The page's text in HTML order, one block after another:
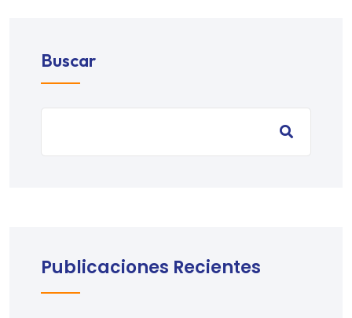
Buscar
Publicaciones Recientes